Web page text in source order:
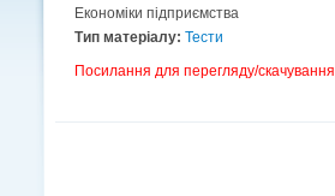
Економіки підприємства
Тип матеріалу: Тести
Посилання для перегляду/